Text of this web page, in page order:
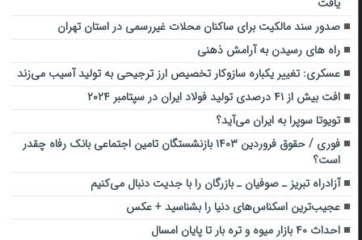
صدور سند مالکیت برای ساکنان محلات غیررسمی در استان تهران
راه های رسیدن به آرامش ذهنی
عسکری: تغییر یکباره سازوکار تخصیص ارز ترجیحی به تولید آسیب می‌زند
افت بیش از ۴۱ درصدی تولید فولاد ایران در سپتامبر ۲۰۲۴
تویوتا سوپرا به ایران می‌آید؟
فوری / حقوق فروردین ۱۴۰۳ بازنشستگان تامین اجتماعی بانک رفاه چقدر
است؟
آزادراه تبریز ـ صوفیان ـ بازرگان را با جدیت دنبال می‌کنیم
عجیب‌ترین اسکناس‌های دنیا را بشناسید + عکس
احداث ۴۰ بازار میوه و تره بار تا پایان امسال